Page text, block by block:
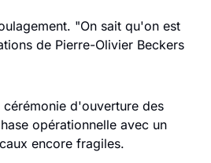
"On sait qu'on est
de Pierre-Olivier Beckers
d'ouverture des
opérationnelle avec un
encore fragiles.